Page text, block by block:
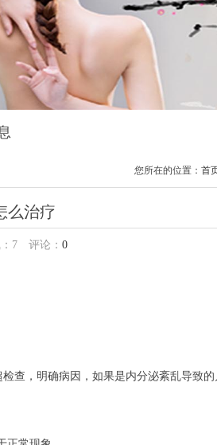
您所在的位置： 首
么治疗
7评论： 0
查，明确病因，如果是内分泌紊乱导致